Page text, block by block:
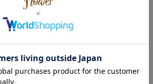
akari ( Autumn | Natural )